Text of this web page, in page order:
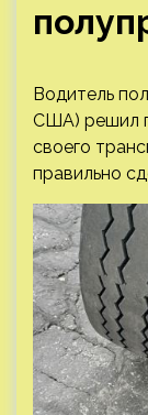
Водитель
США) решил
своего
правильно